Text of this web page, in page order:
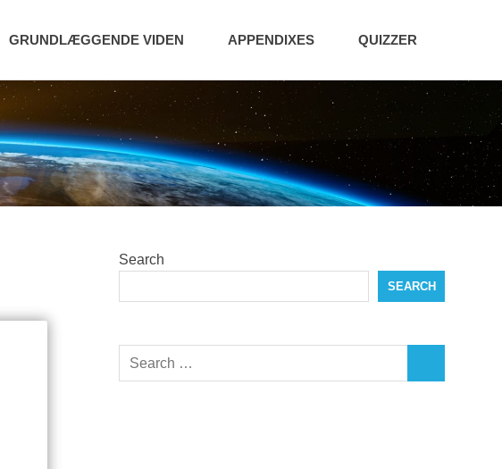
GRUNDLÆGGENDE VIDEN APPENDIXES QUIZZER
Search
SEARCH
Search